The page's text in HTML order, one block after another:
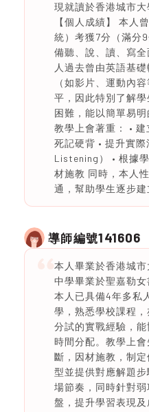
現就讀於香港城市大
【個人成績】 本人
統）考獲7分（滿分
備聽、說、讀、寫
人過去曾由英語基
（如影片、運動內
平，因此特別了解
困難，能以簡單易明
教學上會著重： •
死記硬背 • 提升實
Listening） • 根據
材施教 同時，本人
通，幫助學生逐步建
導師編號141606
本人畢業於香港城市
中學畢業於聖嘉勒女
本人已具備4年多私
學，熟悉學校課程
分試的實戰經驗，
時間分配。教學上
斷，因材施教，制
型並提供對應解題
場節奏，同時針對
盤，提升學習表現